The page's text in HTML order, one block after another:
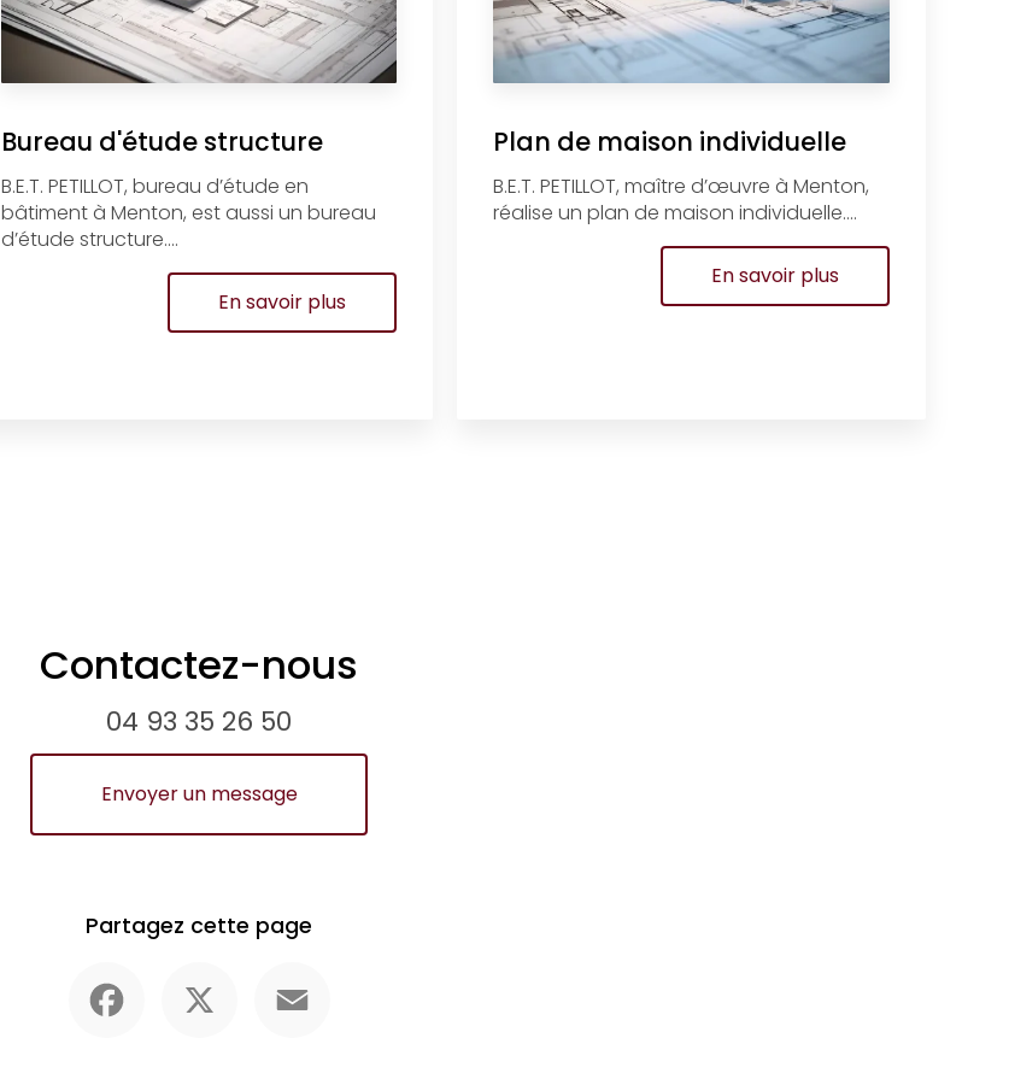
Bureau d'étude structure
B.E.T. PETILLOT, bureau d’étude en
bâtiment à Menton, est aussi un bureau
d’étude structure....
En savoir plus
Plan de maison individuelle
B.E.T. PETILLOT, maître d’œuvre à Menton,
réalise un plan de maison individuelle....
En savoir plus
Contactez-nous
04 93 35 26 50
Envoyer un message
Partagez cette page